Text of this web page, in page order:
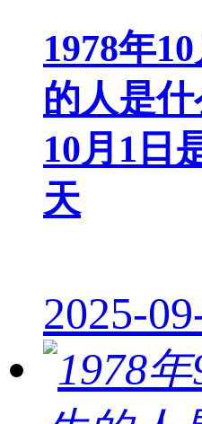
1978年
的人是
10月1日
天
2025-